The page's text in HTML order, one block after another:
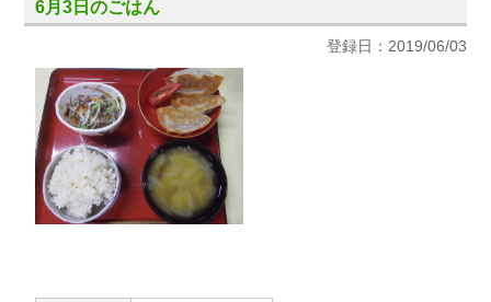
6月3日のごはん
登録日：2019/06/03